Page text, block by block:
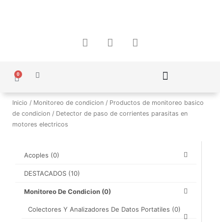
F
a
o
k
I
n
r
a
m
W
h
p
p
0
Carrito
Inicio / Monitoreo de condicion / Productos de monitoreo basico
de condicion / Detector de paso de corrientes parasitas en
motores electricos
Acoples (0)
DESTACADOS (10)
Monitoreo De Condicion (0)
Colectores Y Analizadores De Datos Portatiles (0)